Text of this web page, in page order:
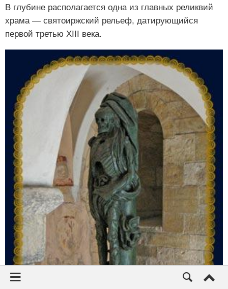
В глубине располагается одна из главных реликвий
храма — святоиржский рельеф, датирующийся
первой третью XIII века.